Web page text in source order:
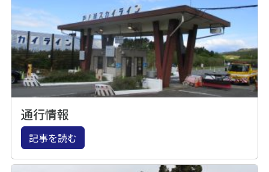
通行情報
記事を読む